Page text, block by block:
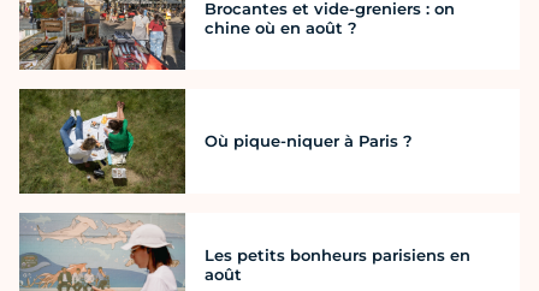
Brocantes et vide-greniers : on
chine où en août ?
Où pique-niquer à Paris ?
Les petits bonheurs parisiens en
août